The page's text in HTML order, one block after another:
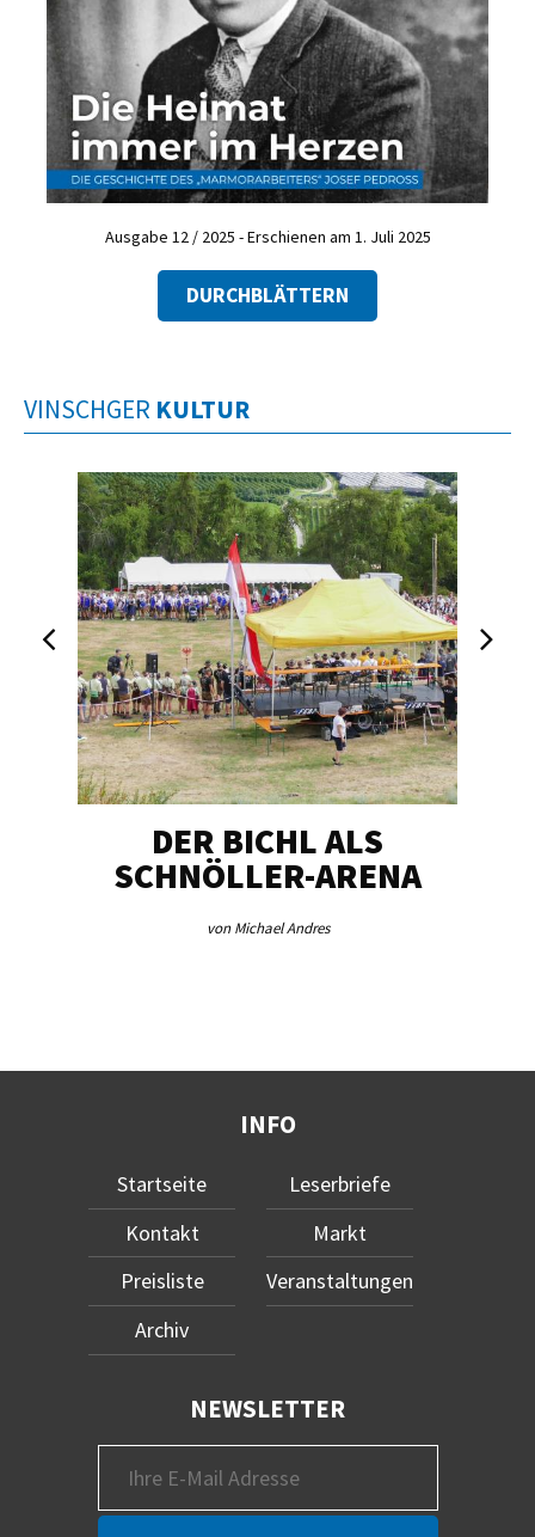
Ausgabe 12 / 2025 - Erschienen am 1. Juli 2025
DURCHBLÄTTERN
VINSCHGER KULTUR
DER BICHL ALS
SCHNÖLLER-ARENA
von Michael Andres
INFO
Startseite
Kontakt
Preisliste
Archiv
Leserbriefe
Markt
Veranstaltungen
NEWSLETTER